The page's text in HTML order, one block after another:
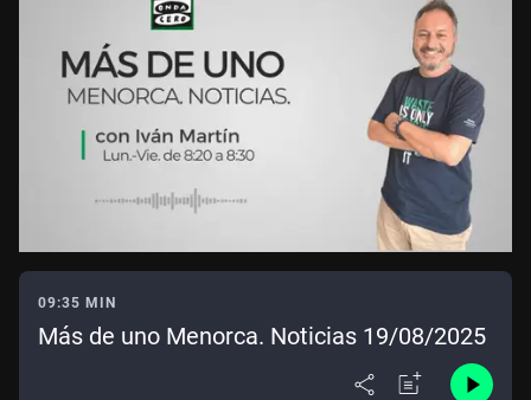
09:35 MIN
Más de uno Menorca. Noticias 19/08/2025